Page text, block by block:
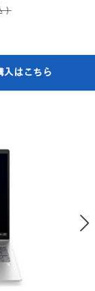
）
入はこちら